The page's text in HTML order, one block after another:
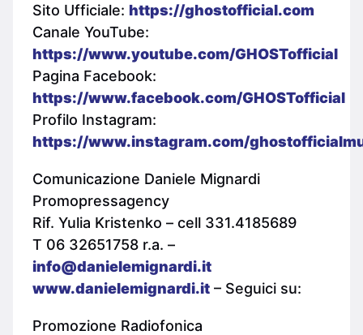
Sito Ufficiale: https://ghostofficial.com
Canale YouTube:
https://www.youtube.com/GHOSTofficial
Pagina Facebook:
https://www.facebook.com/GHOSTofficial
Profilo Instagram:
https://www.instagram.com/
Comunicazione Daniele Mignardi
Promopressagency
Rif. Yulia Kristenko – cell 331.4185689
T 06 32651758 r.a. –
info@danielemignardi.it
www.danielemignardi.it – Seguici su:
Promozione Radiofonica